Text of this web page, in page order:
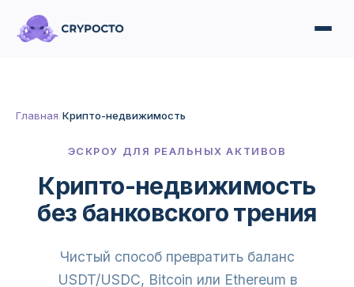
Главная Крипто-недвижимость
ЭСКРОУ ДЛЯ РЕАЛЬНЫХ АКТИВОВ
Крипто-недвижимость
без банковского трения
Чистый способ превратить баланс
USDT/USDC, Bitcoin или Ethereum в